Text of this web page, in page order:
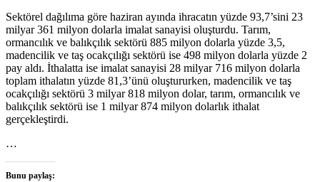
Sektörel dağılıma göre haziran ayında ihracatın yüzde 93,7’sini 23
milyar 361 milyon dolarla imalat sanayisi oluşturdu. Tarım,
ormancılık ve balıkçılık sektörü 885 milyon dolarla yüzde 3,5,
madencilik ve taş ocakçılığı sektörü ise 498 milyon dolarla yüzde 2
pay aldı. İthalatta ise imalat sanayisi 28 milyar 716 milyon dolarla
toplam ithalatın yüzde 81,3’ünü oluştururken, madencilik ve taş
ocakçılığı sektörü 3 milyar 818 milyon dolar, tarım, ormancılık ve
balıkçılık sektörü ise 1 milyar 874 milyon dolarlık ithalat
gerçekleştirdi.
…
Bunu paylaş: